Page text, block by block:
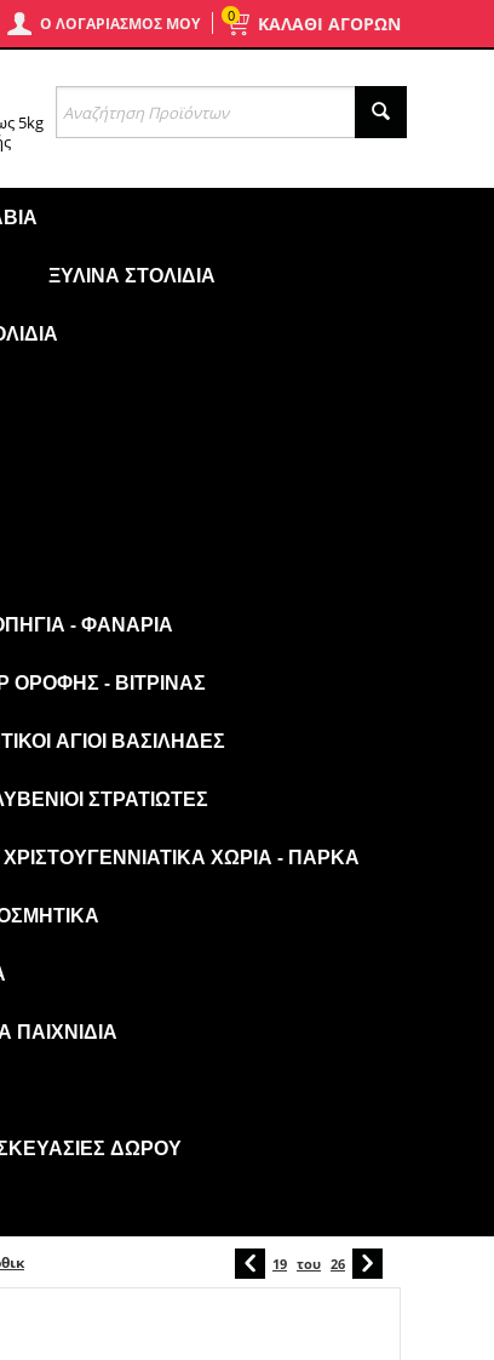
ΚΑΛΑΘΙ ΑΓΟΡΩΝ
0
Ο ΛΟΓΑΡΙΑΣΜΌΣ ΜΟΥ
5kg
ΞΎΛΙΝΑ ΣΤΟΛΊΔΙΑ
- ΦΑΝΆΡΙΑ
ΟΡΟΦΉΣ - ΒΙΤΡΊΝΑΣ
ΆΓΙΟΙ ΒΑΣΊΛΗΔΕΣ
ΣΤΡΑΤΙΏΤΕΣ
ΧΡΙΣΤΟΥΓΕΝΝΙΆΤΙΚΑ ΧΩΡΙΆ - ΠΆΡΚΑ
ΠΑΙΧΝΊΔΙΑ
ΔΏΡΟΥ
19 του 26